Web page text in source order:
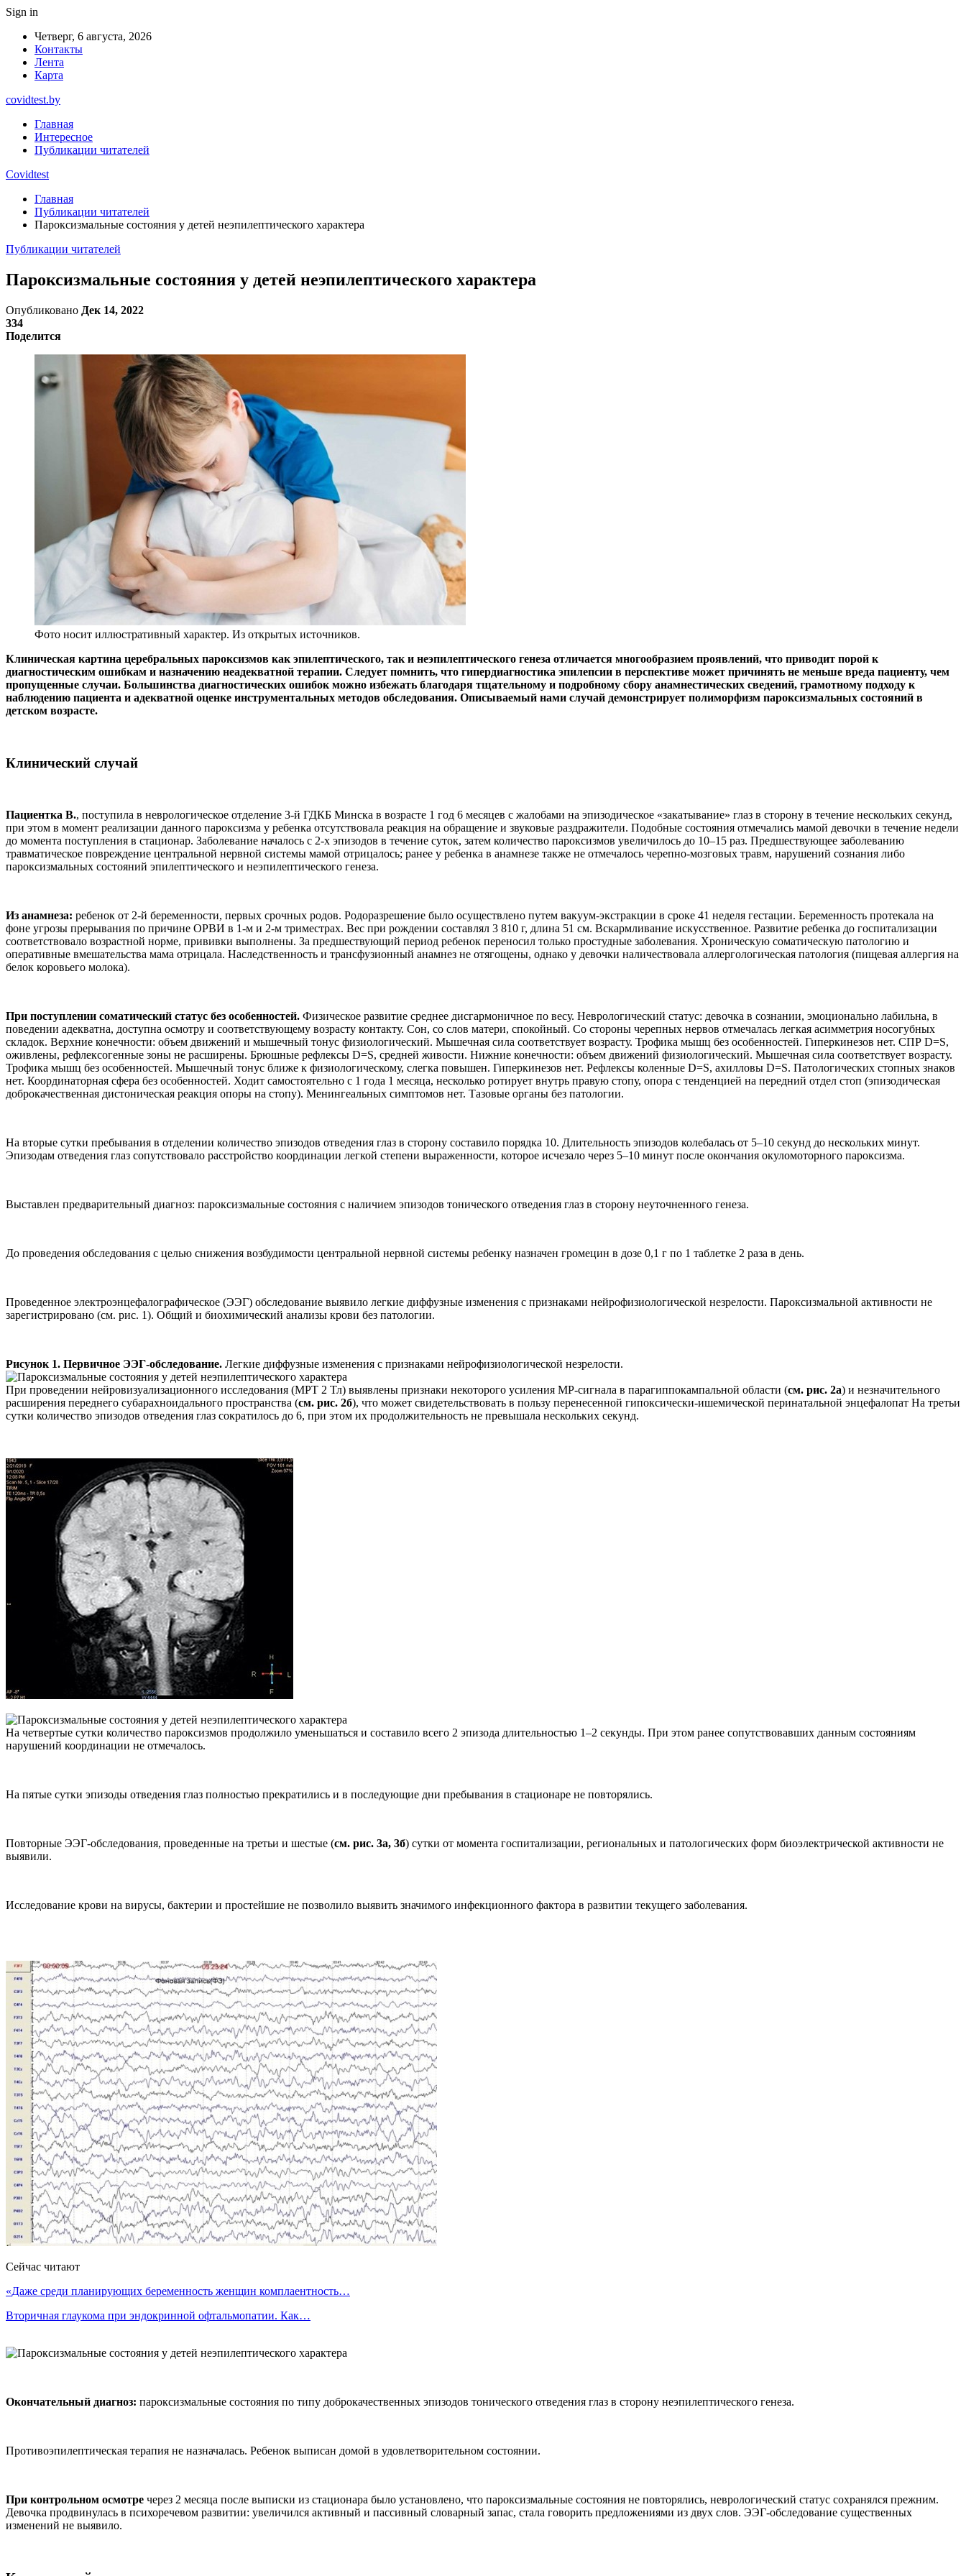
Sign in
Четверг, 6 августа, 2026
Контакты
Лента
Карта
covidtest.by
Главная
Интересное
Публикации читателей
Covidtest
Главная
Публикации читателей
Пароксизмальные состояния у детей неэпилептического характера
Публикации читателей
Пароксизмальные состояния у детей неэпилептического характера
Опубликовано Дек 14, 2022
334
Поделится
Фото носит иллюстративный характер. Из открытых источников.
Клиническая картина церебральных пароксизмов как эпилептического, так и неэпилептического генеза отличается многообразием проявлений, что приводит порой к
диагностическим ошибкам и назначению неадекватной терапии. Следует помнить, что гипердиагностика эпилепсии в перспективе может причинять не меньше вреда пациенту, чем
пропущенные случаи. Большинства диагностических ошибок можно избежать благодаря тщательному и подробному сбору анамнестических сведений, грамотному подходу к
наблюдению пациента и адекватной оценке инструментальных методов обследования. Описываемый нами случай демонстрирует полиморфизм пароксизмальных состояний в
детском возрасте.
Клинический случай
Пациентка В., поступила в неврологическое отделение 3-й ГДКБ Минска в возрасте 1 год 6 месяцев с жалобами на эпизодическое «закатывание» глаз в сторону в течение нескольких секунд,
при этом в момент реализации данного пароксизма у ребенка отсутствовала реакция на обращение и звуковые раздражители. Подобные состояния отмечались мамой девочки в течение недели
до момента поступления в стационар. Заболевание началось с 2-х эпизодов в течение суток, затем количество пароксизмов увеличилось до 10–15 раз. Предшествующее заболеванию
травматическое повреждение центральной нервной системы мамой отрицалось; ранее у ребенка в анамнезе также не отмечалось черепно-мозговых травм, нарушений сознания либо
пароксизмальных состояний эпилептического и неэпилептического генеза.
Из анамнеза: ребенок от 2-й беременности, первых срочных родов. Родоразрешение было осуществлено путем вакуум-экстракции в сроке 41 неделя гестации. Беременность протекала на
фоне угрозы прерывания по причине ОРВИ в 1-м и 2-м триместрах. Вес при рождении составлял 3 810 г, длина 51 см. Вскармливание искусственное. Развитие ребенка до госпитализации
соответствовало возрастной норме, прививки выполнены. За предшествующий период ребенок переносил только простудные заболевания. Хроническую соматическую патологию и
оперативные вмешательства мама отрицала. Наследственность и трансфузионный анамнез не отягощены, однако у девочки наличествовала аллергологическая патология (пищевая аллергия на
белок коровьего молока).
При поступлении соматический статус без особенностей. Физическое развитие среднее дисгармоничное по весу. Неврологический статус: девочка в сознании, эмоционально лабильна, в
поведении адекватна, доступна осмотру и соответствующему возрасту контакту. Сон, со слов матери, спокойный. Со стороны черепных нервов отмечалась легкая асимметрия носогубных
складок. Верхние конечности: объем движений и мышечный тонус физиологический. Мышечная сила соответствует возрасту. Трофика мышц без особенностей. Гиперкинезов нет. СПР D=S,
оживлены, рефлексогенные зоны не расширены. Брюшные рефлексы D=S, средней живости. Нижние конечности: объем движений физиологический. Мышечная сила соответствует возрасту.
Трофика мышц без особенностей. Мышечный тонус ближе к физиологическому, слегка повышен. Гиперкинезов нет. Рефлексы коленные D=S, ахилловы D=S. Патологических стопных знаков
нет. Координаторная сфера без особенностей. Ходит самостоятельно с 1 года 1 месяца, несколько ротирует внутрь правую стопу, опора с тенденцией на передний отдел стоп (эпизодическая
доброкачественная дистоническая реакция опоры на стопу). Менингеальных симптомов нет. Тазовые органы без патологии.
На вторые сутки пребывания в отделении количество эпизодов отведения глаз в сторону составило порядка 10. Длительность эпизодов колебалась от 5–10 секунд до нескольких минут.
Эпизодам отведения глаз сопутствовало расстройство координации легкой степени выраженности, которое исчезало через 5–10 минут после окончания окуломоторного пароксизма.
Выставлен предварительный диагноз: пароксизмальные состояния с наличием эпизодов тонического отведения глаз в сторону неуточненного генеза.
До проведения обследования с целью снижения возбудимости центральной нервной системы ребенку назначен громецин в дозе 0,1 г по 1 таблетке 2 раза в день.
Проведенное электроэнцефалографическое (ЭЭГ) обследование выявило легкие диффузные изменения с признаками нейрофизиологической незрелости. Пароксизмальной активности не
зарегистрировано (см. рис. 1). Общий и биохимический анализы крови без патологии.
Рисунок 1. Первичное ЭЭГ-обследование. Легкие диффузные изменения с признаками нейрофизиологической незрелости.
При проведении нейровизуализационного исследования (МРТ 2 Тл) выявлены признаки некоторого усиления МР-сигнала в парагиппокампальной области (см. рис. 2а) и незначительного
расширения переднего субарахноидального пространства (см. рис. 2б), что может свидетельствовать в пользу перенесенной гипоксически-ишемической перинатальной энцефалопат На третьи
сутки количество эпизодов отведения глаз сократилось до 6, при этом их продолжительность не превышала нескольких секунд.
На четвертые сутки количество пароксизмов продолжило уменьшаться и составило всего 2 эпизода длительностью 1–2 секунды. При этом ранее сопутствовавших данным состояниям
нарушений координации не отмечалось.
На пятые сутки эпизоды отведения глаз полностью прекратились и в последующие дни пребывания в стационаре не повторялись.
Повторные ЭЭГ-обследования, проведенные на третьи и шестые (см. рис. 3а, 3б) сутки от момента госпитализации, региональных и патологических форм биоэлектрической активности не
выявили.
Исследование крови на вирусы, бактерии и простейшие не позволило выявить значимого инфекционного фактора в развитии текущего заболевания.
Сейчас читают
«Даже среди планирующих беременность женщин комплаентность…
Вторичная глаукома при эндокринной офтальмопатии. Как…
Окончательный диагноз: пароксизмальные состояния по типу доброкачественных эпизодов тонического отведения глаз в сторону неэпилептического генеза.
Противоэпилептическая терапия не назначалась. Ребенок выписан домой в удовлетворительном состоянии.
При контрольном осмотре через 2 месяца после выписки из стационара было установлено, что пароксизмальные состояния не повторялись, неврологический статус сохранялся прежним.
Девочка продвинулась в психоречевом развитии: увеличился активный и пассивный словарный запас, стала говорить предложениями из двух слов. ЭЭГ-обследование существенных
изменений не выявило.